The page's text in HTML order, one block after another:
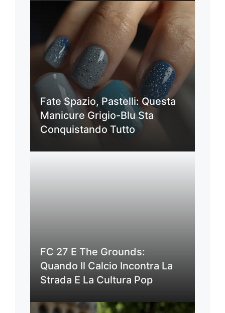
Fate Spazio, Pastelli: Questa
Manicure Grigio-Blu Sta
Conquistando Tutto
FC 27 E The Grounds:
Quando Il Calcio Incontra La
Strada E La Cultura Pop